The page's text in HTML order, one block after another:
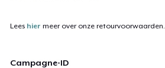
Lees hier meer over onze retourvoorwaarden.
Campagne-ID